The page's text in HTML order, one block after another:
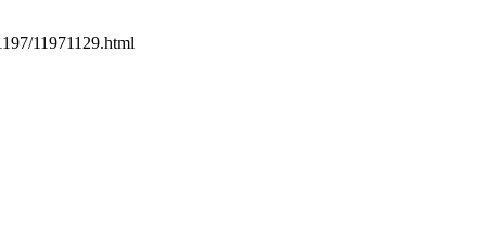
11971129.html